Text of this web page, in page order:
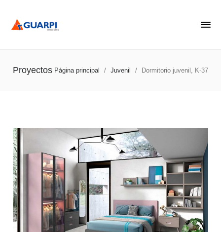
Proyectos Página principal / Juvenil / Dormitorio juvenil, K-37